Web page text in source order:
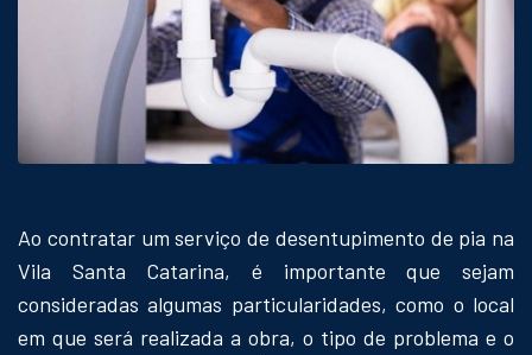
Ao contratar um serviço de desentupimento de pia na
Vila Santa Catarina, é importante que sejam
consideradas algumas particularidades, como o local
em que será realizada a obra, o tipo de problema e o